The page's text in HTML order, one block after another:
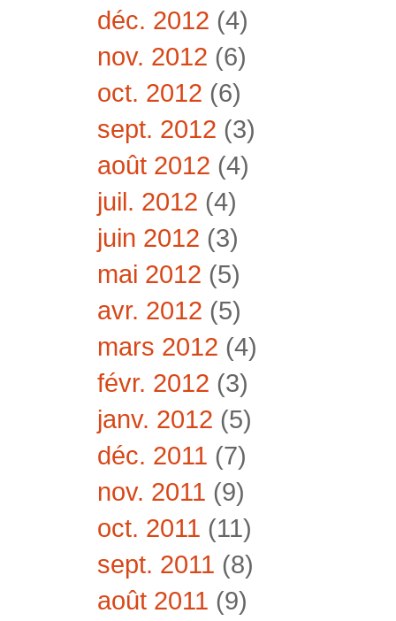
déc. 2012 (4)
nov. 2012 (6)
oct. 2012 (6)
sept. 2012 (3)
août 2012 (4)
juil. 2012 (4)
juin 2012 (3)
mai 2012 (5)
avr. 2012 (5)
mars 2012 (4)
févr. 2012 (3)
janv. 2012 (5)
déc. 2011 (7)
nov. 2011 (9)
oct. 2011 (11)
sept. 2011 (8)
août 2011 (9)